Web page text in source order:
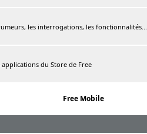
les interrogations, les fonctionnalités...
du Store de Free
Free Mobile